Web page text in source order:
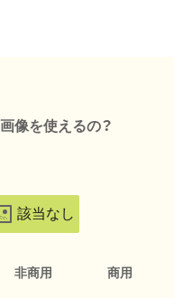
像を使えるの？
該当なし
非商用 商用